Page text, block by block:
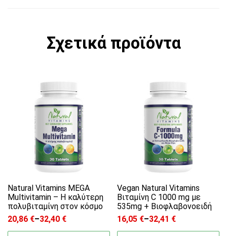
Σχετικά προϊόντα
Natural Vitamins MEGA
Multivitamin – Η καλύτερη
πολυβιταμίνη στον κόσμο
20,86 €–32,40 €
Price range: 20,86 € through 32,40 €
Αυτό το προϊόν έχει πολλαπλές
Vegan Natural Vitamins
Βιταμίνη C 1000 mg με
535mg + Bιοφλαβονοειδή
16,05 €–32,41 €
Price range: 16,05 € through
Αυτό το προϊόν έχει